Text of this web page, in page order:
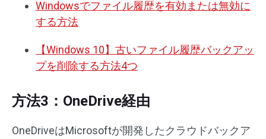
Windowsでファイル履歴を有効または無効に
する方法
【Windows 10】古いファイル履歴バックアッ
プを削除する方法4つ
方法3：OneDrive経由
OneDriveはMicrosoftが開発したクラウドバックア